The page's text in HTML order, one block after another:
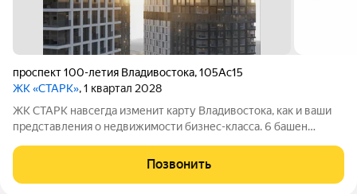
проспект 100-летия Владивостока,105Ас15
ЖК «СТАРК», 1 квартал 2028
ЖК СТАРК навсегда изменит карту Владивостока, как и ваши
представления о недвижимости бизнес-класса. 6 башен
исторически значимом районе Второй речки. Вас ждёт
бескомпромиссный комфорт с индивидуально
Позвонить